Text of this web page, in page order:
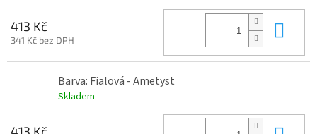
413 Kč
341 Kč bez DPH
Barva: Fialová - Ametyst
Skladem